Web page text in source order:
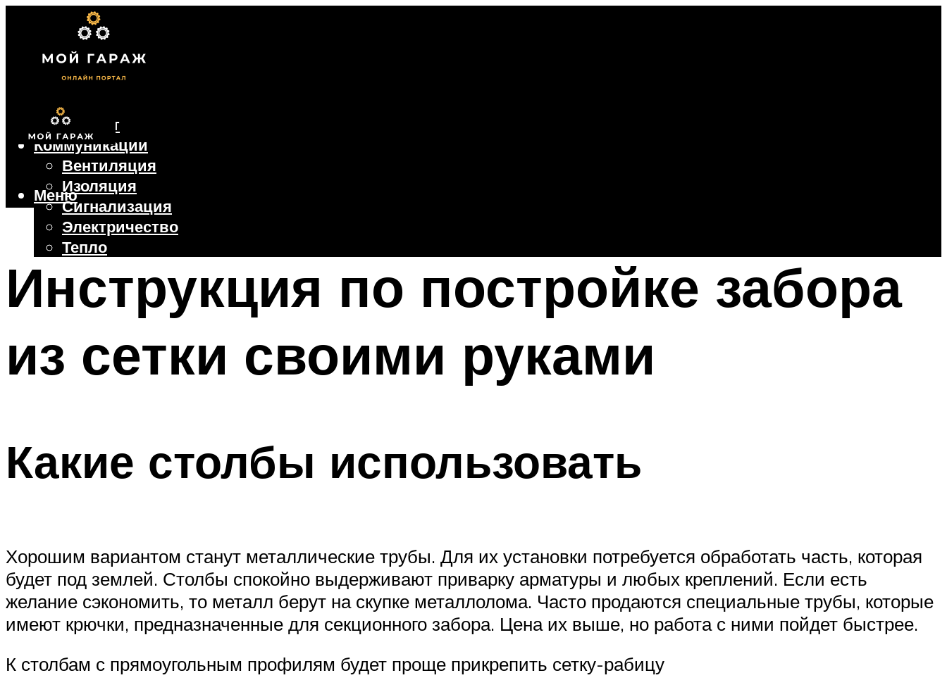
Фундамент
Коммуникации
Вентиляция
Изоляция
Сигнализация
Электричество
Тепло
Крыша
Ворота
Меню
Инструкция по постройке забора
из сетки своими руками
Какие столбы использовать
Хорошим вариантом станут металлические трубы. Для их установки потребуется обработать часть, которая
будет под землей. Столбы спокойно выдерживают приварку арматуры и любых креплений. Если есть
желание сэкономить, то металл берут на скупке металлолома. Часто продаются специальные трубы, которые
имеют крючки, предназначенные для секционного забора. Цена их выше, но работа с ними пойдет быстрее.
К столбам с прямоугольным профилям будет проще прикрепить сетку-рабицу